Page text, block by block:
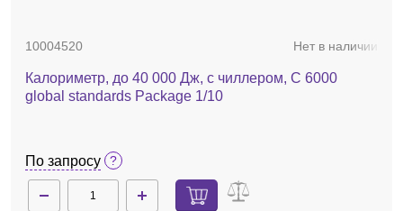
10004520 Нет в наличии
Калориметр, до 40 000 Дж, с чиллером, C 6000
global standards Package 1/10
По запросу